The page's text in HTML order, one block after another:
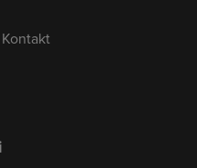
Kontakt